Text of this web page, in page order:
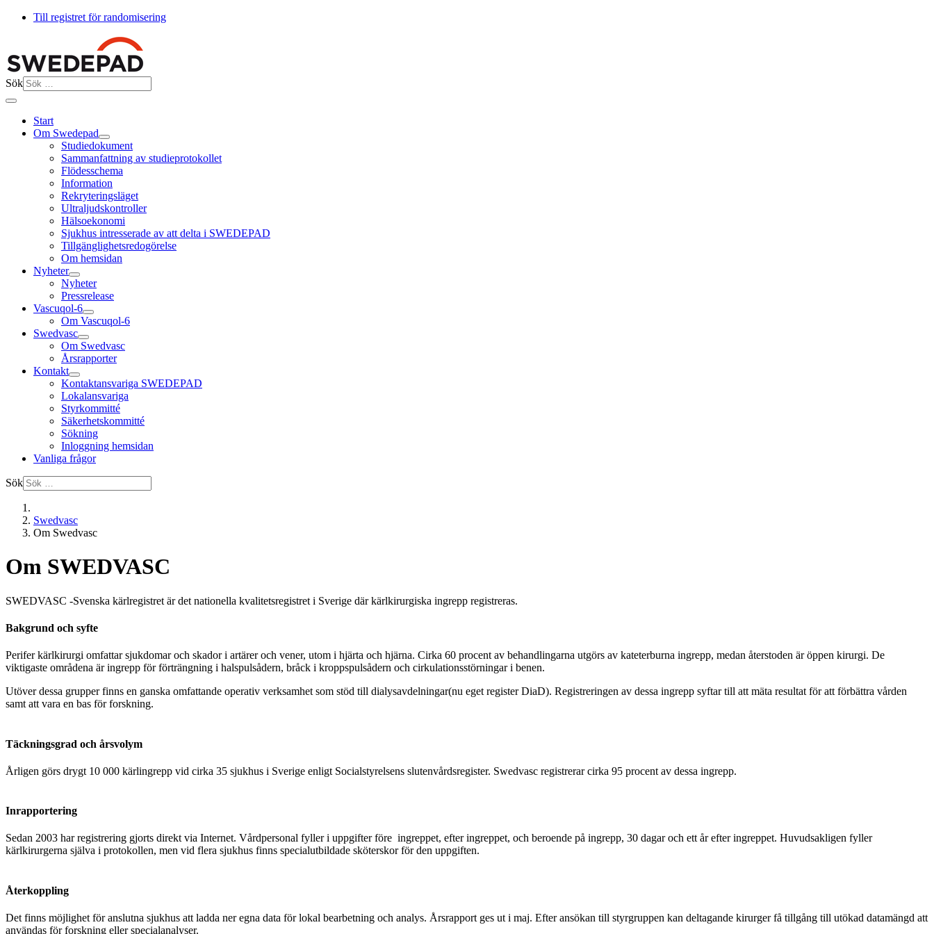
Till registret för randomisering
Sök
Start
Om Swedepad
Studiedokument
Sammanfattning av studieprotokollet
Flödesschema
Information
Rekryteringsläget
Ultraljudskontroller
Hälsoekonomi
Sjukhus intresserade av att delta i SWEDEPAD
Tillgänglighetsredogörelse
Om hemsidan
Nyheter
Nyheter
Pressrelease
Vascuqol-6
Om Vascuqol-6
Swedvasc
Om Swedvasc
Årsrapporter
Kontakt
Kontaktansvariga SWEDEPAD
Lokalansvariga
Styrkommitté
Säkerhetskommitté
Sökning
Inloggning hemsidan
Vanliga frågor
Sök
Swedvasc
Om Swedvasc
Om SWEDVASC
SWEDVASC -Svenska kärlregistret är det nationella kvalitetsregistret i Sverige där kärlkirurgiska ingrepp registreras.
Bakgrund och syfte
Perifer kärlkirurgi omfattar sjukdomar och skador i artärer och vener, utom i hjärta och hjärna. Cirka 60 procent av behandlingarna utgörs av kateterburna ingrepp, medan återstoden är öppen kirurgi. De
viktigaste områdena är ingrepp för förträngning i halspulsådern, bråck i kroppspulsådern och cirkulationsstörningar i benen.
Utöver dessa grupper finns en ganska omfattande operativ verksamhet som stöd till dialysavdelningar(nu eget register DiaD). Registreringen av dessa ingrepp syftar till att mäta resultat för att förbättra vården
samt att vara en bas för forskning.
Täckningsgrad och årsvolym
Årligen görs drygt 10 000 kärlingrepp vid cirka 35 sjukhus i Sverige enligt Socialstyrelsens slutenvårdsregister. Swedvasc registrerar cirka 95 procent av dessa ingrepp.
Inrapportering
Sedan 2003 har registrering gjorts direkt via Internet. Vårdpersonal fyller i uppgifter före ingreppet, efter ingreppet, och beroende på ingrepp, 30 dagar och ett år efter ingreppet. Huvudsakligen fyller
kärlkirurgerna själva i protokollen, men vid flera sjukhus finns specialutbildade sköterskor för den uppgiften.
Återkoppling
Det finns möjlighet för anslutna sjukhus att ladda ner egna data för lokal bearbetning och analys. Årsrapport ges ut i maj. Efter ansökan till styrgruppen kan deltagande kirurger få tillgång till utökad datamängd att
användas för forskning eller specialanalyser.